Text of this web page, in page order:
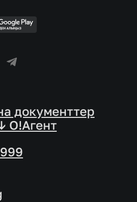
документтер
O!Агент